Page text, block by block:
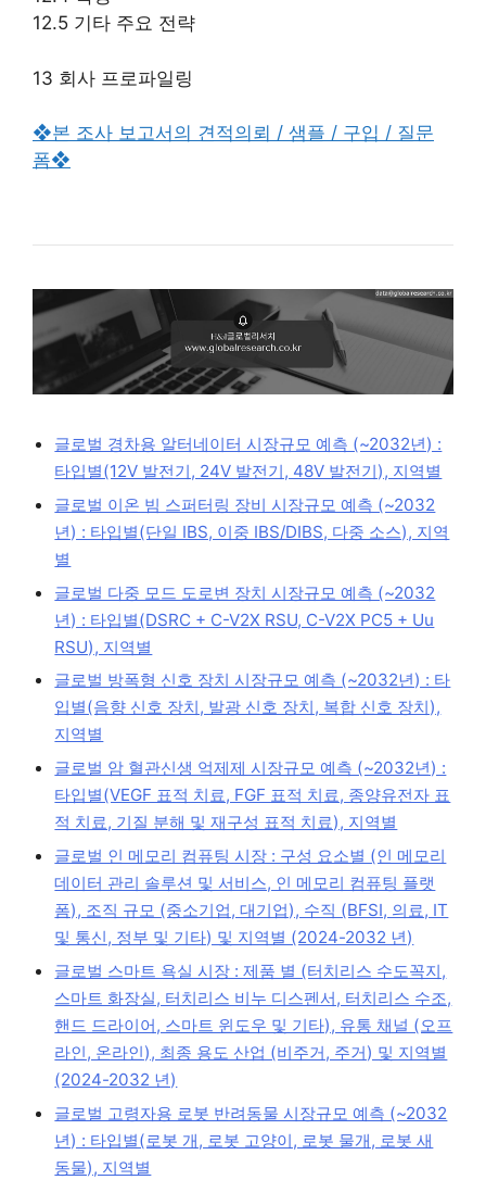
12.5 기타 주요 전략
13 회사 프로파일링
❖본 조사 보고서의 견적의뢰 / 샘플 / 구입 / 질문
폼❖
글로벌 경차용 알터네이터 시장규모 예측 (~2032년) :
타입별(12V 발전기, 24V 발전기, 48V 발전기), 지역별
글로벌 이온 빔 스퍼터링 장비 시장규모 예측 (~2032
년) : 타입별(단일 IBS, 이중 IBS/DIBS, 다중 소스), 지역
별
글로벌 다중 모드 도로변 장치 시장규모 예측 (~2032
년) : 타입별(DSRC + C-V2X RSU, C-V2X PC5 + Uu
RSU), 지역별
글로벌 방폭형 신호 장치 시장규모 예측 (~2032년) : 타
입별(음향 신호 장치, 발광 신호 장치, 복합 신호 장치),
지역별
글로벌 암 혈관신생 억제제 시장규모 예측 (~2032년) :
타입별(VEGF 표적 치료, FGF 표적 치료, 종양유전자 표
적 치료, 기질 분해 및 재구성 표적 치료), 지역별
글로벌 인 메모리 컴퓨팅 시장 : 구성 요소별 (인 메모리
데이터 관리 솔루션 및 서비스, 인 메모리 컴퓨팅 플랫
폼), 조직 규모 (중소기업, 대기업), 수직 (BFSI, 의료, IT
및 통신, 정부 및 기타) 및 지역별 (2024-2032 년)
글로벌 스마트 욕실 시장 : 제품 별 (터치리스 수도꼭지,
스마트 화장실, 터치리스 비누 디스펜서, 터치리스 수조,
핸드 드라이어, 스마트 윈도우 및 기타), 유통 채널 (오프
라인, 온라인), 최종 용도 산업 (비주거, 주거) 및 지역별
(2024-2032 년)
글로벌 고령자용 로봇 반려동물 시장규모 예측 (~2032
년) : 타입별(로봇 개, 로봇 고양이, 로봇 물개, 로봇 새
동물), 지역별